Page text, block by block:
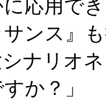
応用で
ンス』
ナリオ
か？」